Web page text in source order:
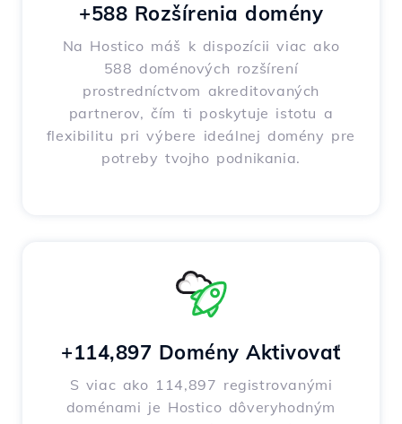
+588 Rozšírenia domény
Na Hostico máš k dispozícii viac ako
588 doménových rozšírení
prostredníctvom akreditovaných
partnerov, čím ti poskytuje istotu a
flexibilitu pri výbere ideálnej domény pre
potreby tvojho podnikania.
+114,897 Domény Aktivovať
S viac ako 114,897 registrovanými
doménami je Hostico dôveryhodným